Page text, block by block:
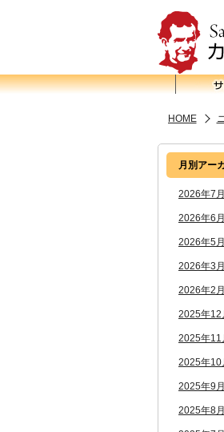
HOME
月別アー
2026年7月
2026年6月
2026年5月
2026年3月
2026年2月
2025年12
2025年11
2025年10
2025年9月
2025年8月